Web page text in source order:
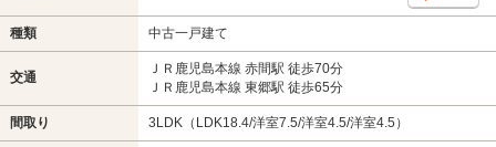
種類 中古一戸建て
交通
ＪＲ鹿児島本線 赤間駅 徒歩70分
ＪＲ鹿児島本線 東郷駅 徒歩65分
間取り 3LDK（LDK18.4/洋室7.5/洋室4.5/洋室4.5）